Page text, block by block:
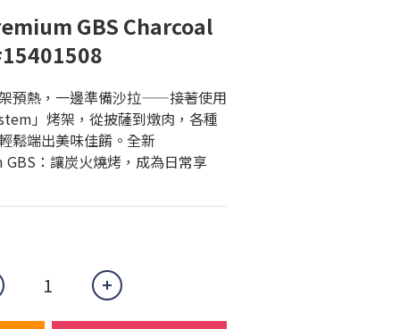
GBS Charcoal
預熱，一邊準備沙拉——接著使用
」烤架，從披薩到燉肉，各種
鬆端出美味佳餚。全新
：讓炭火燒烤，成為日常享